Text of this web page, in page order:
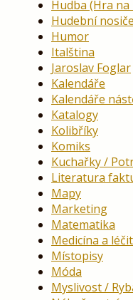
Hudba (Hra
Hudební nosiče
Humor
Italština
Jaroslav Foglar
Kalendáře
Kalendáře
Katalogy
Kolibříky
Komiks
Kuchařky /
Literatura
Mapy
Marketing
Matematika
Medicína a
Místopisy
Móda
Myslivost /